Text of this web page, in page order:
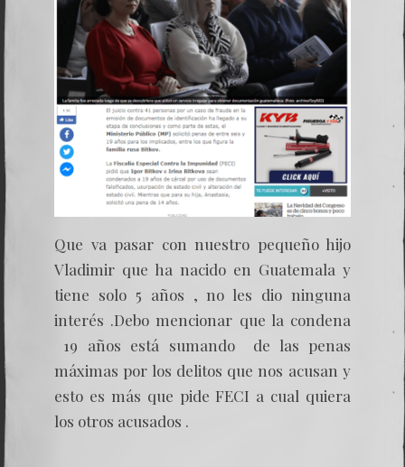
Que va pasar con nuestro pequeño hijo
Vladimir que ha nacido en Guatemala y
tiene solo 5 años , no les dio ninguna
interés .Debo mencionar que la condena
19 años está sumando de las penas
máximas por los delitos que nos acusan y
esto es más que pide FECI a cual quiera
los otros acusados .